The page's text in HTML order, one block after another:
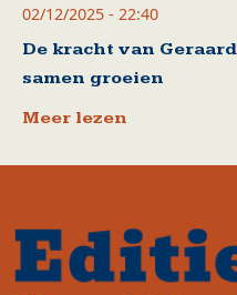
02/12/2025 - 22:40
De kracht van
samen groeien
Meer lezen